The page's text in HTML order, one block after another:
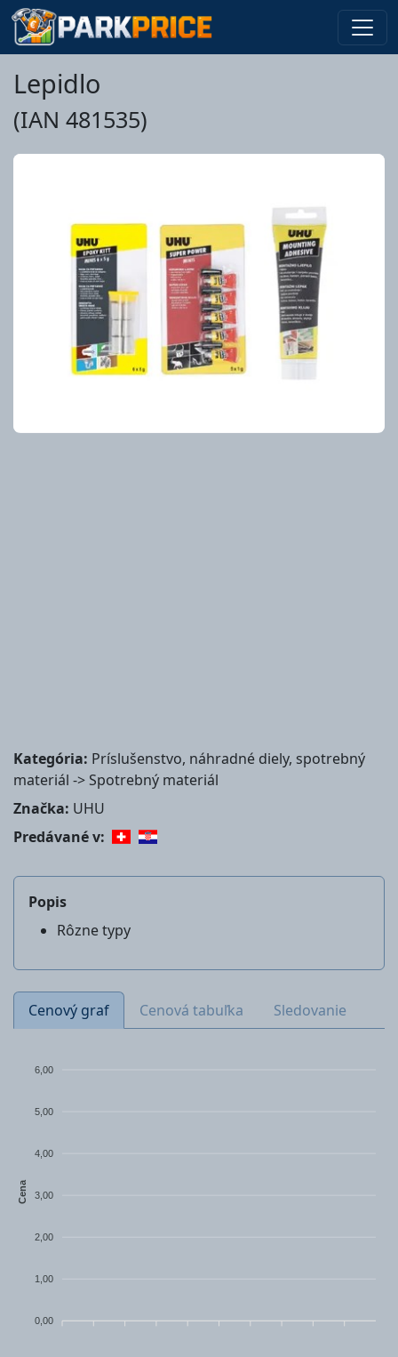
Lepidlo
(IAN 481535)
Kategória: Príslušenstvo, náhradné diely, spotrebný
materiál -> Spotrebný materiál
Značka: UHU
Predávané v:
Popis
Rôzne typy
Cenový graf Cenová tabuľka Sledovanie
6,00
5,00
4,00
3,00
2,00
1,00
0,00
Cena